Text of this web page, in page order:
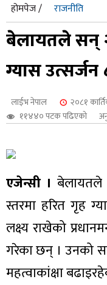
होमपेज / राजनीति
बेलायतले सन्
ग्यास उत्सर्जन
लाईभ नेपाल
२०८१
११४४० पटक पढिएको
एजेन्सी । बेलायतले
स्तरमा हरित गृह
लक्ष्य राखेको
गरेका छन्‌ । उनको
महत्वाकांक्षा